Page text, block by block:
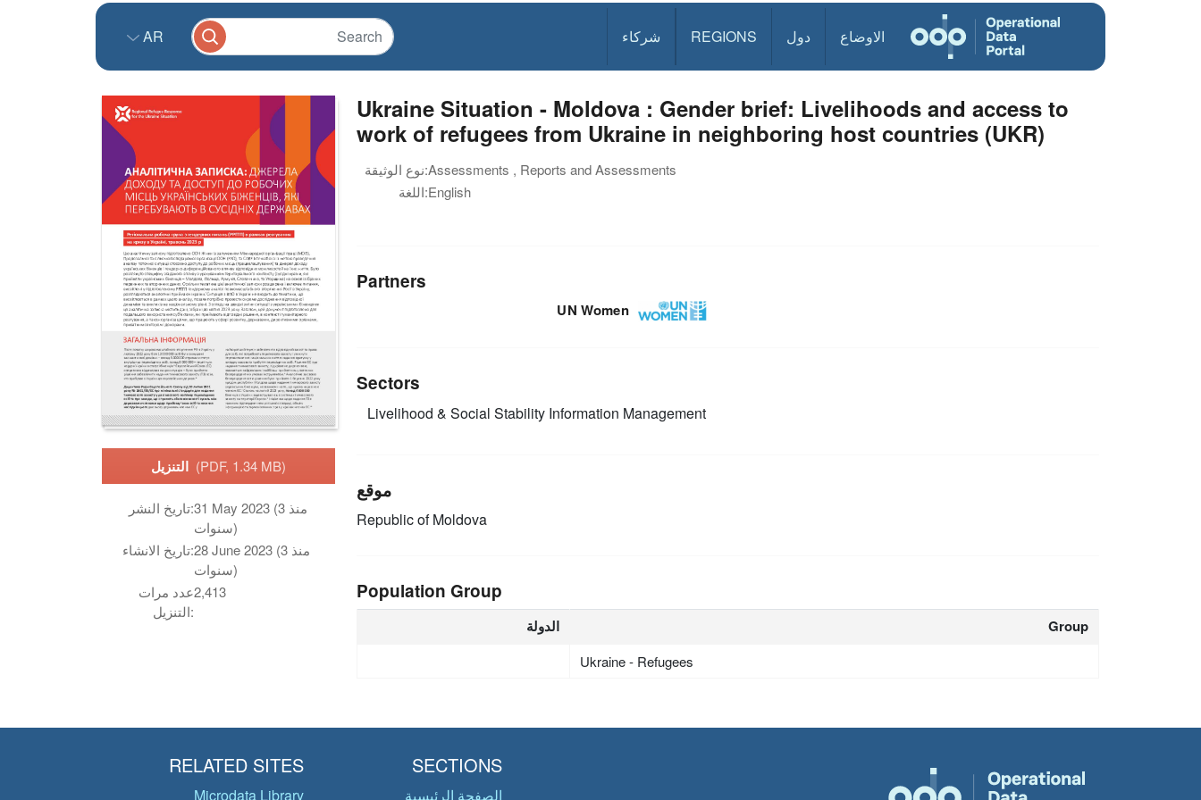
الاوضاع دول REGIONS شركاء AR
(PDF, 1.34 MB)
تاريخ النشر:31 May 2023 (منذ 3
سنوات)
تاريخ الانشاء:28 June 2023 (منذ 3
سنوات)
عدد مرات
التنزيل:
2,413
Ukraine Situation - Moldova : Gender brief: Livelihoods and access to
work of refugees from Ukraine in neighboring host countries (UKR)
نوع الوثيقة:Assessments , Reports and Assessments
اللغة:English
Partners
UN Women
Sectors
Livelihood & Social Stability Information Management
موقع
Republic of Moldova
Population Group
الدولة Group
Ukraine - Refugees
SECTIONS
الصفحة الرئيسية
RELATED SITES
Microdata Library